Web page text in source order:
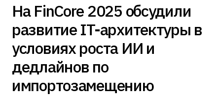
На FinCore 2025 обсудили
развитие IT-архитектуры в
условиях роста ИИ и
дедлайнов по
импортозамещению